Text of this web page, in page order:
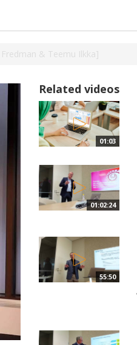
& Teemu Ilkka]
Related videos
01:03
01:02:24
55:50